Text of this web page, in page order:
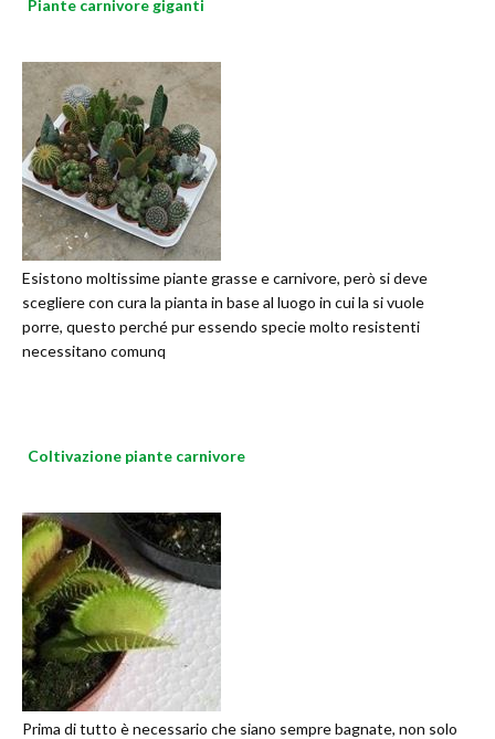
Piante carnivore giganti
Esistono moltissime piante grasse e carnivore, però si deve
scegliere con cura la pianta in base al luogo in cui la si vuole
porre, questo perché pur essendo specie molto resistenti
necessitano comunq
Coltivazione piante carnivore
Prima di tutto è necessario che siano sempre bagnate, non solo